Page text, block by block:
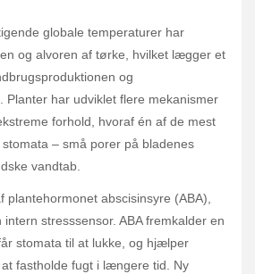
globale temperaturer har
og alvoren af tørke, hvilket lægger et
og
Planter har udviklet flere mekanismer
forhold, hvoraf én af de mest
– små porer på bladenes
vandtab.
plantehormonet abscisinsyre (ABA),
stresssensor. ABA fremkalder en
stomata til at lukke, og hjælper
fastholde fugt i længere tid. Ny